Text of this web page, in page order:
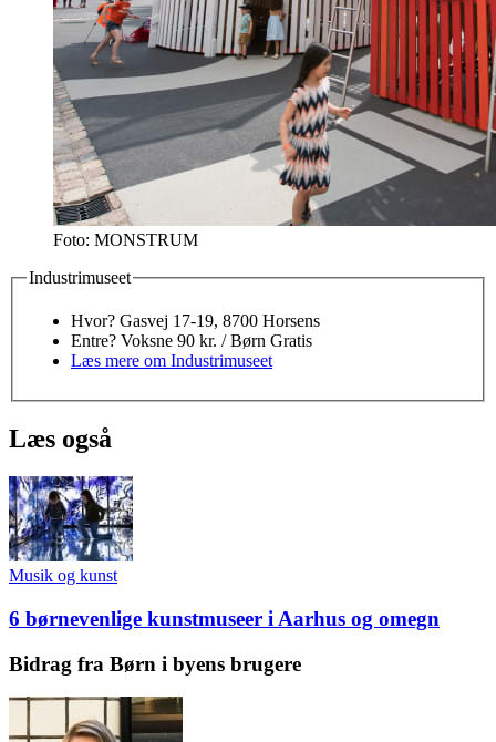
Foto: MONSTRUM
Industrimuseet
Hvor? Gasvej 17-19, 8700 Horsens
Entre? Voksne 90 kr. / Børn Gratis
Læs mere om Industrimuseet
Læs også
Musik og kunst
6 børnevenlige kunstmuseer i Aarhus og omegn
Bidrag fra Børn i byens brugere